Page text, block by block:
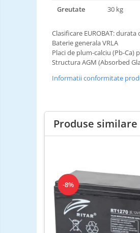
Greutate
30 kg
Clasificare EUROBAT:
Baterie generala VRLA
Placi de plum-calciu (Pb-
Structura AGM (Absorbed
Informatii conformitate
Produse similare
-8%